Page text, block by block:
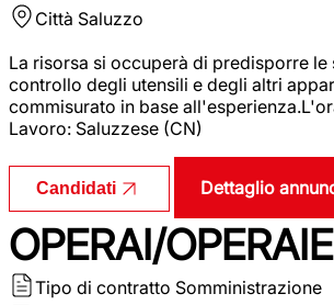
Città Saluzzo
La risorsa si occuperà di predisporre
controllo degli utensili e degli altri
commisurato in base
Lavoro: Saluzzese (CN)
Candidati Dettaglio
OPERAI/
Tipo di contratto Somministrazione